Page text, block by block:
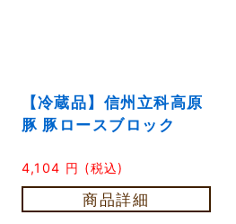
【冷蔵品】信州立科高原
豚 豚ロースブロック
4,104 円 (税込)
商品詳細